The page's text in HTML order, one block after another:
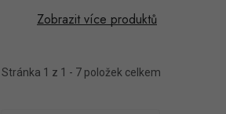
Zobrazit více produktů
Stránka 1 z 1 - 7 položek celkem